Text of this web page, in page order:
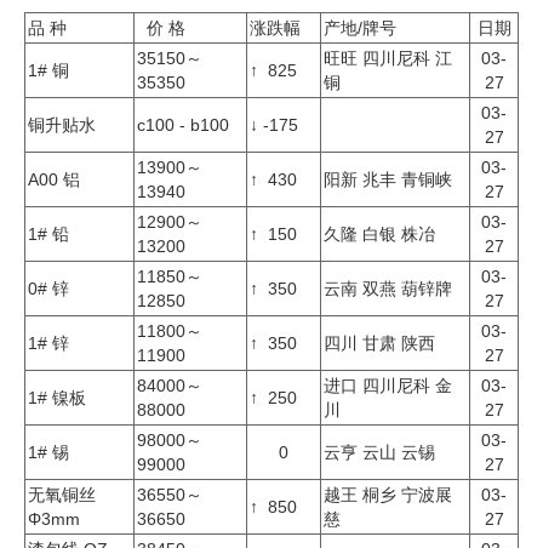
科技
镁钛
地矿 建设
《资源再生》杂志
行情报价
数字报
品 种 价 格 涨跌幅 产地/牌号 日期
1# 铜
35150～
35350
↑ 825
旺旺 四川尼科 江
铜
03-
27
铜升贴水 c100 - b100 ↓ -175
03-
27
A00 铝
13900～
13940
↑ 430 阳新 兆丰 青铜峡
03-
27
1# 铅
12900～
13200
↑ 150 久隆 白银 株冶
03-
27
0# 锌
11850～
12850
↑ 350 云南 双燕 葫锌牌
03-
27
1# 锌
11800～
11900
↑ 350 四川 甘肃 陕西
03-
27
1# 镍板
84000～
88000
↑ 250
进口 四川尼科 金
川
03-
27
1# 锡
98000～
99000
0 云亨 云山 云锡
03-
27
无氧铜丝
Φ3mm
36550～
36650
↑ 850
越王 桐乡 宁波展
慈
03-
27